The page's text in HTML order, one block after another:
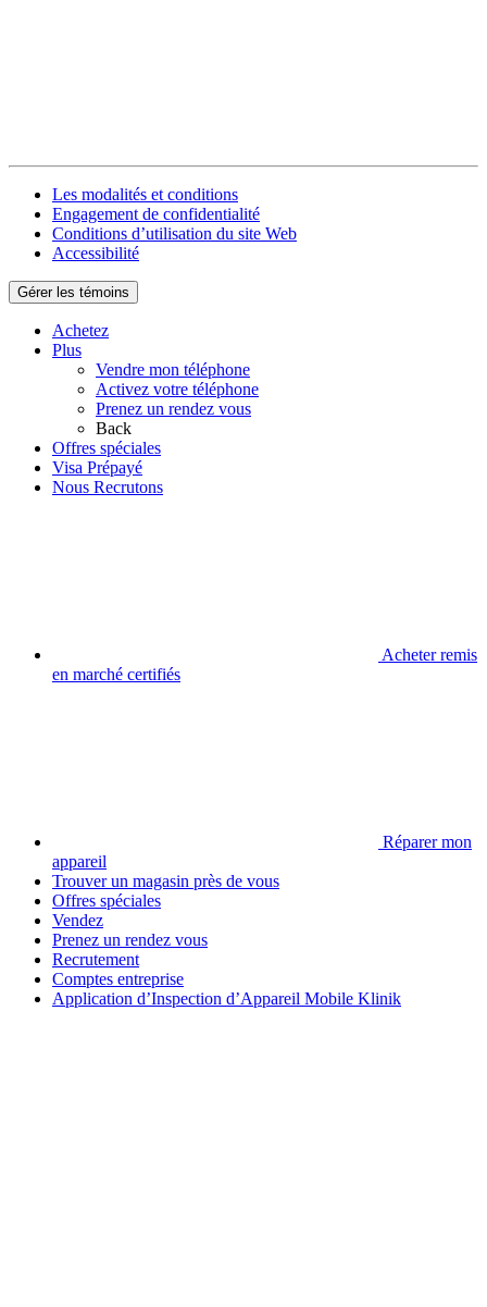
Les modalités et conditions
Engagement de confidentialité
Conditions d’utilisation du site Web
Accessibilité
Gérer les témoins
Achetez
Plus
Vendre mon téléphone
Activez votre téléphone
Prenez un rendez vous
Back
Offres spéciales
Visa Prépayé
Nous Recrutons
Acheter remis
en marché certifiés
Réparer mon
appareil
Trouver un magasin près de vous
Offres spéciales
Vendez
Prenez un rendez vous
Recrutement
Comptes entreprise
Application d’Inspection d’Appareil Mobile Klinik